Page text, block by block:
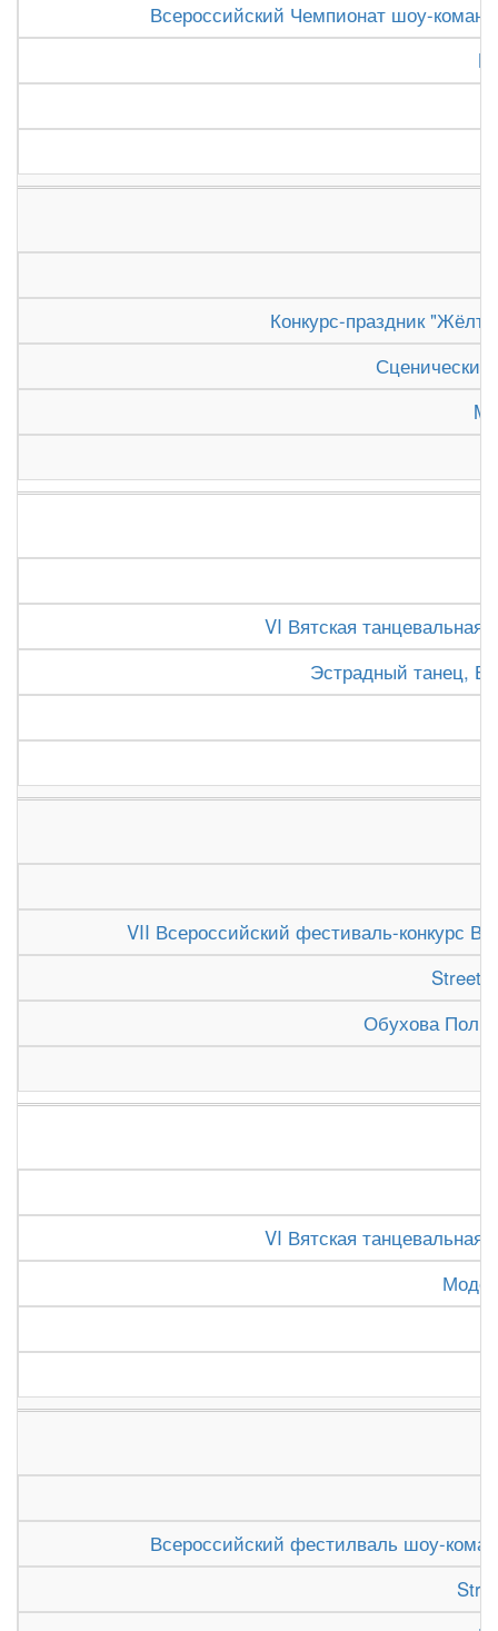
Всероссийский Чемпионат шоу-
Конкурс-праздник
VI Вятская танцевальная
Эстрадный танец,
VII Всероссийский фестиваль-конкурс
Street
Обухова
VI Вятская танцевальная
Всероссийский фестилваль шоу-